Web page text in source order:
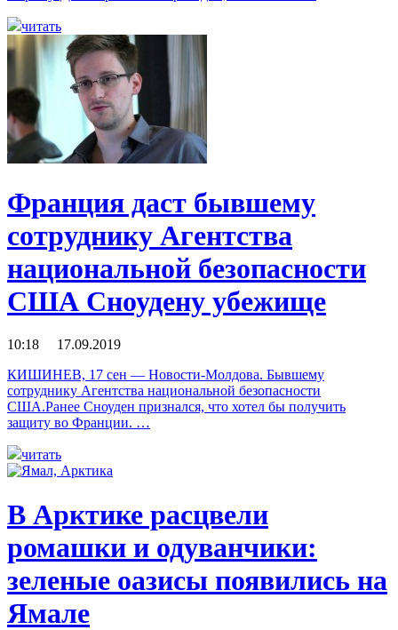
читать
Франция даст бывшему
сотруднику Агентства
национальной безопасности
США Сноудену убежище
10:18 17.09.2019
КИШИНЕВ, 17 сен — Новости-Молдова. Бывшему
сотруднику Агентства национальной безопасности
США.Ранее Сноуден признался, что хотел бы получить
защиту во Франции. …
читать
В Арктике расцвели
ромашки и одуванчики:
зеленые оазисы появились на
Ямале